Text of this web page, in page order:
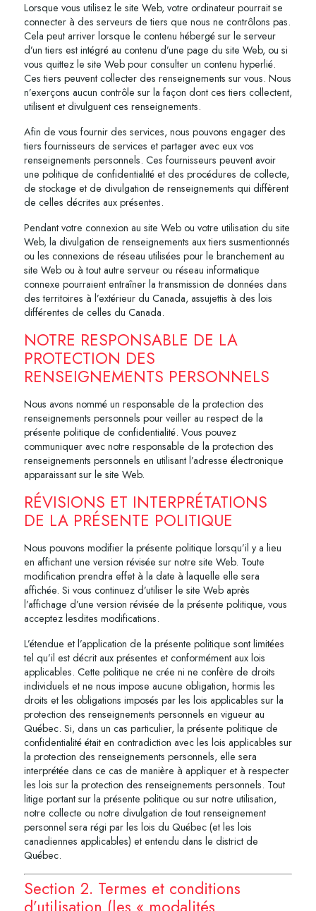
Lorsque vous utilisez le site Web, votre ordinateur pourrait se
connecter à des serveurs de tiers que nous ne contrôlons pas.
Cela peut arriver lorsque le contenu hébergé sur le serveur
d’un tiers est intégré au contenu d’une page du site Web, ou si
vous quittez le site Web pour consulter un contenu hyperlié.
Ces tiers peuvent collecter des renseignements sur vous. Nous
n’exerçons aucun contrôle sur la façon dont ces tiers collectent,
utilisent et divulguent ces renseignements.
Afin de vous fournir des services, nous pouvons engager des
tiers fournisseurs de services et partager avec eux vos
renseignements personnels. Ces fournisseurs peuvent avoir
une politique de confidentialité et des procédures de collecte,
de stockage et de divulgation de renseignements qui diffèrent
de celles décrites aux présentes.
Pendant votre connexion au site Web ou votre utilisation du site
Web, la divulgation de renseignements aux tiers susmentionnés
ou les connexions de réseau utilisées pour le branchement au
site Web ou à tout autre serveur ou réseau informatique
connexe pourraient entraîner la transmission de données dans
des territoires à l’extérieur du Canada, assujettis à des lois
différentes de celles du Canada.
NOTRE RESPONSABLE DE LA
PROTECTION DES
RENSEIGNEMENTS PERSONNELS
Nous avons nommé un responsable de la protection des
renseignements personnels pour veiller au respect de la
présente politique de confidentialité. Vous pouvez
communiquer avec notre responsable de la protection des
renseignements personnels en utilisant l’adresse électronique
apparaissant sur le site Web.
RÉVISIONS ET INTERPRÉTATIONS
DE LA PRÉSENTE POLITIQUE
Nous pouvons modifier la présente politique lorsqu’il y a lieu
en affichant une version révisée sur notre site Web. Toute
modification prendra effet à la date à laquelle elle sera
affichée. Si vous continuez d’utiliser le site Web après
l’affichage d’une version révisée de la présente politique, vous
acceptez lesdites modifications.
L’étendue et l’application de la présente politique sont limitées
tel qu’il est décrit aux présentes et conformément aux lois
applicables. Cette politique ne crée ni ne confère de droits
individuels et ne nous impose aucune obligation, hormis les
droits et les obligations imposés par les lois applicables sur la
protection des renseignements personnels en vigueur au
Québec. Si, dans un cas particulier, la présente politique de
confidentialité était en contradiction avec les lois applicables sur
la protection des renseignements personnels, elle sera
interprétée dans ce cas de manière à appliquer et à respecter
les lois sur la protection des renseignements personnels. Tout
litige portant sur la présente politique ou sur notre utilisation,
notre collecte ou notre divulgation de tout renseignement
personnel sera régi par les lois du Québec (et les lois
canadiennes applicables) et entendu dans le district de
Québec.
Section 2. Termes et conditions